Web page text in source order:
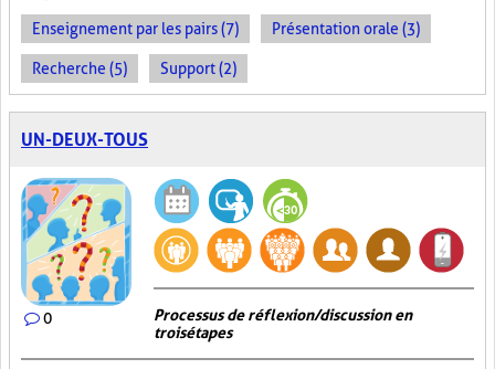
Enseignement par les pairs (7) Présentation orale (3)
Recherche (5) Support (2)
UN-DEUX-TOUS
0
Processus de réflexion/discussion en
trois étapes